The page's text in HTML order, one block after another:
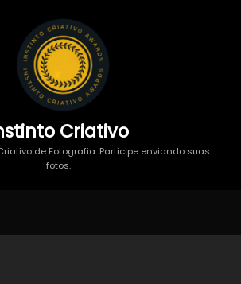
Criativo
de Fotografia. Participe enviando suas
fotos.